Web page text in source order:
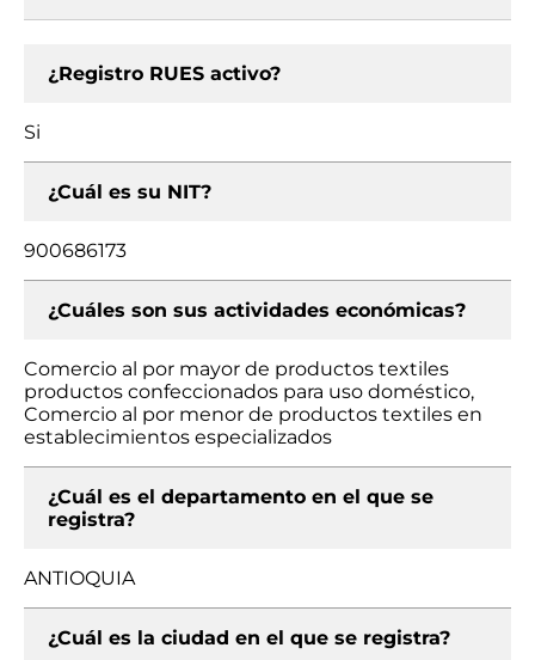
¿Registro RUES activo?
Si
¿Cuál es su NIT?
900686173
¿Cuáles son sus actividades económicas?
Comercio al por mayor de productos textiles
productos confeccionados para uso doméstico,
Comercio al por menor de productos textiles en
establecimientos especializados
¿Cuál es el departamento en el que se
registra?
ANTIOQUIA
¿Cuál es la ciudad en el que se registra?